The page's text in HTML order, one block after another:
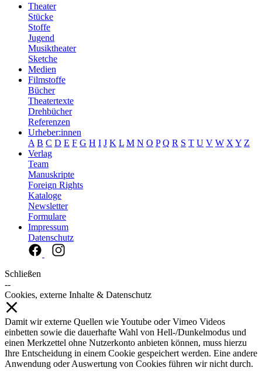
Theater
Stücke
Stoffe
Jugend
Musiktheater
Sketche
Medien
Filmstoffe
Bücher
Theatertexte
Drehbücher
Referenzen
Urheber:innen
A B C D E F G H I J K L M N O P Q R S T U V W X Y Z
Verlag
Team
Manuskripte
Foreign Rights
Kataloge
Newsletter
Formulare
Impressum
Datenschutz
Schließen
--
Cookies, externe Inhalte & Datenschutz
Damit wir externe Quellen wie Youtube oder Vimeo Videos
einbetten sowie die dauerhafte Wahl von Hell-/Dunkelmodus und
einen Merkzettel ohne Nutzerkonto anbieten können, muss hierzu
Ihre Entscheidung in einem Cookie gespeichert werden. Eine andere
Anwendung oder Auswertung von Cookies führen wir nicht durch.